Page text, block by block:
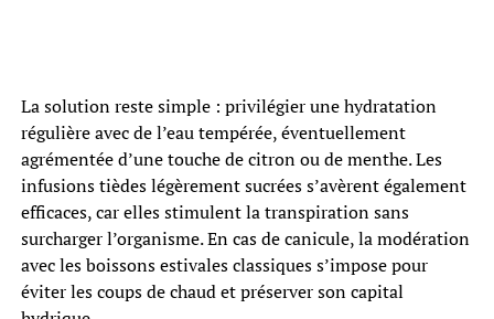
La solution reste simple : privilégier une hydratation
régulière avec de l’eau tempérée, éventuellement
agrémentée d’une touche de citron ou de menthe. Les
infusions tièdes légèrement sucrées s’avèrent également
efficaces, car elles stimulent la transpiration sans
surcharger l’organisme. En cas de canicule, la modération
avec les boissons estivales classiques s’impose pour
éviter les coups de chaud et préserver son capital